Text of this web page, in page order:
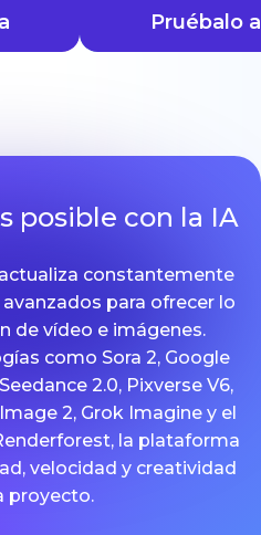
Pruébalo
posible con la IA
constantemente
para ofrecer lo
de vídeo e imágenes.
como Sora 2, Google
2.0, Pixverse V6,
2, Grok Imagine y el
la plataforma
velocidad y creatividad
proyecto.